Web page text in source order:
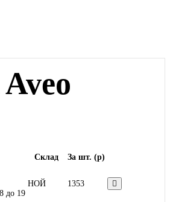
Склад За шт. (p)
до 19
НОЙ 1353